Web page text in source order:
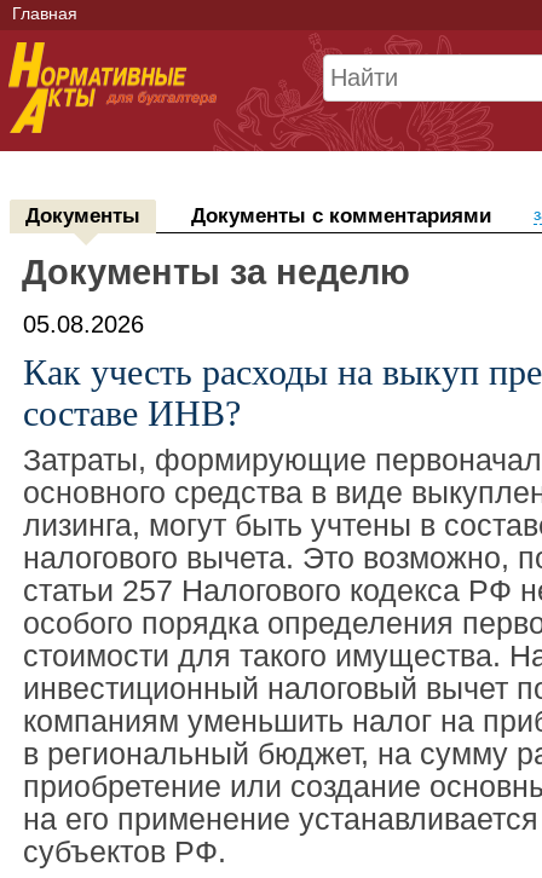
Главная
Документы Документы с комментариями
Документы за неделю
05.08.2026
Как учесть расходы на выкуп
составе ИНВ?
Затраты, формирующие
основного средства в виде
лизинга, могут быть учтены в
налогового вычета. Это возможно,
статьи 257 Налогового кодекса РФ
особого порядка определения
стоимости для такого имущества.
инвестиционный налоговый вычет
компаниям уменьшить налог на
в региональный бюджет, на сумму
приобретение или создание
на его применение
субъектов РФ.